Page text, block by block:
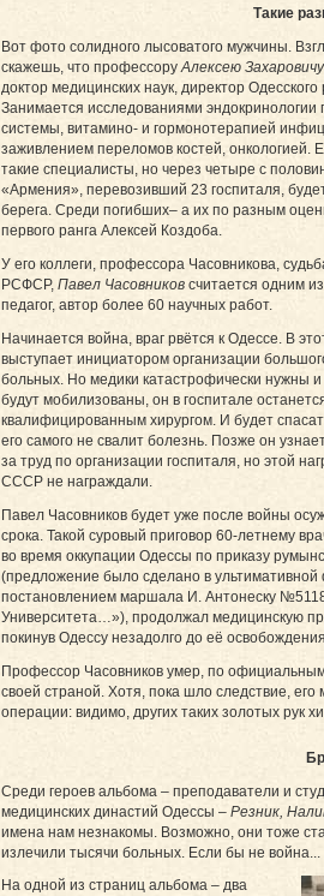
Такие
Вот фото солидного лысоватого мужчины.
скажешь, что профессоруАлексею
доктор медицинских наук, директор Одесского
Занимается исследованиями эндокринологии
системы, витамино- и гормонотерапией
заживлением переломов костей,
такие специалисты, но через четыре с
«Армения», перевозивший 23 госпиталя,
берега. Среди погибших– а их по разным
первого ранга Алексей Коздоба.
У его коллеги, профессора Часовникова,
РСФСР, Павел Часовников считается одним
педагог, автор более 60 научных работ.
Начинается война, враг рвётся к Одессе. В
выступает инициатором организации
больных. Но медики катастрофически нужны
будут мобилизованы, он в госпитале
квалифицированным хирургом. И будет
его самого не свалит болезнь. Позже он
за труд по организации госпиталя, но этой
СССР не награждали.
Павел Часовников будет уже после войны
срока. Такой суровый приговор 60-летнему
во время оккупации Одессы по приказу
(предложение было сделано в
постановлением маршала И. Антонеску
Университета…»), продолжал медицинскую
покинув Одессу незадолго до её
Профессор Часовников умер, по
своей страной. Хотя, пока шло следствие,
операции: видимо, других таких золотых рук
Среди героев альбома – преподаватели и
медицинских династий Одессы – Резник,
имена нам незнакомы. Возможно, они тоже
излечили тысячи больных. Если бы не война...
На одной из страниц альбома – два